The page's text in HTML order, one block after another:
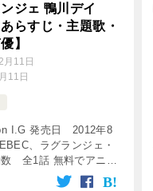
ジェ 鴨川デイ
らすじ・主題歌・
】
月11日
11日
I.G 発売日 2012年8
、ラグランジェ・
全1話 無料でアニメ
ょう♪ 『輪廻のラグラ